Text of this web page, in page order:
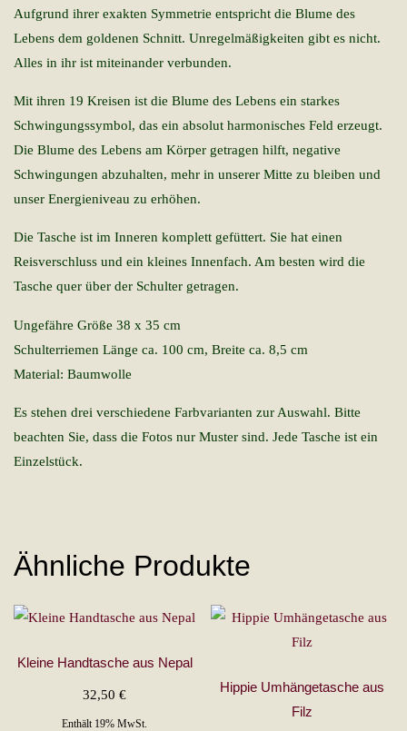
Aufgrund ihrer exakten Symmetrie entspricht die Blume des
Lebens dem goldenen Schnitt. Unregelmäßigkeiten gibt es nicht.
Alles in ihr ist miteinander verbunden.
Mit ihren 19 Kreisen ist die Blume des Lebens ein starkes
Schwingungssymbol, das ein absolut harmonisches Feld erzeugt.
Die Blume des Lebens am Körper getragen hilft, negative
Schwingungen abzuhalten, mehr in unserer Mitte zu bleiben und
unser Energieniveau zu erhöhen.
Die Tasche ist im Inneren komplett gefüttert. Sie hat einen
Reisverschluss und ein kleines Innenfach. Am besten wird die
Tasche quer über der Schulter getragen.
Ungefähre Größe 38 x 35 cm
Schulterriemen Länge ca. 100 cm, Breite ca. 8,5 cm
Material: Baumwolle
Es stehen drei verschiedene Farbvarianten zur Auswahl. Bitte
beachten Sie, dass die Fotos nur Muster sind. Jede Tasche ist ein
Einzelstück.
Ähnliche Produkte
Kleine Handtasche aus Nepal
32,50€
Enthält 19% MwSt.
Hippie Umhängetasche aus
Filz